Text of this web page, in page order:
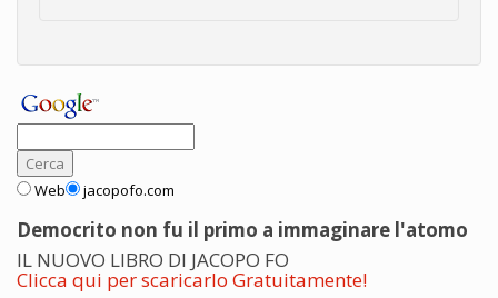
Web jacopofo.com
Democrito non fu il primo a immaginare l'atomo
IL NUOVO LIBRO DI JACOPO FO
Clicca qui per scaricarlo Gratuitamente!